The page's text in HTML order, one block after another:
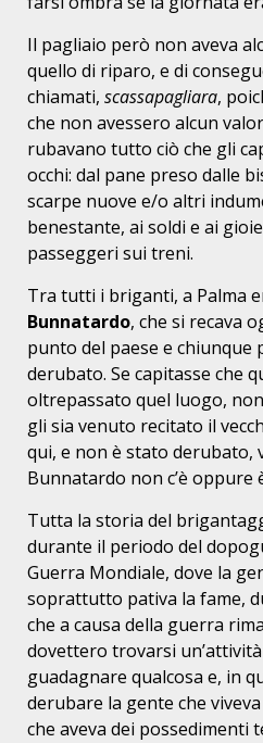
Il pagliaio però non aveva
quello di riparo, e di
chiamati, scassapagliara,
che non avessero alcun
rubavano tutto ciò che gli
occhi: dal pane preso dalle
scarpe nuove e/o altri
benestante, ai soldi e ai
passeggeri sui treni.
Tra tutti i briganti, a Palma
Bunnatardo, che si recava
punto del paese e chiunque
derubato. Se capitasse che
oltrepassato quel luogo,
gli sia venuto recitato il
qui, e non è stato derubato,
Bunnatardo non c’è oppure
Tutta la storia del
durante il periodo del
Guerra Mondiale, dove la
soprattutto pativa la fame,
che a causa della guerra
dovettero trovarsi
guadagnare qualcosa e, in
derubare la gente che
che aveva dei possedimenti